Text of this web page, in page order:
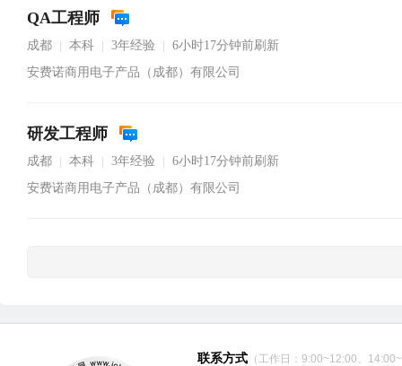
QA工程师
成都 本科 3年经验
6小时17分钟前刷新
安费诺商用电子产品（成都）有限公司
研发工程师
成都 本科 3年经验
6小时17分钟前刷新
安费诺商用电子产品（成都）有限公司
联系方式 （工作日：9:00~12:00、